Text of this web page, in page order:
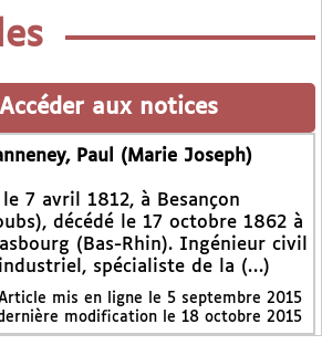
Accéder aux notices
Paul (Marie Joseph)
le 7 avril 1812, à Besançon
décédé le 17 octobre 1862 à
(Bas-Rhin). Ingénieur civil
spécialiste de la (…)
mis en ligne le 5 septembre 2015
modification le 18 octobre 2015